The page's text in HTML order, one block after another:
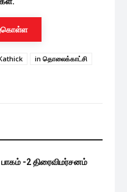
in தொலைக்காட்சி
-2 திரைவிமர்சனம்